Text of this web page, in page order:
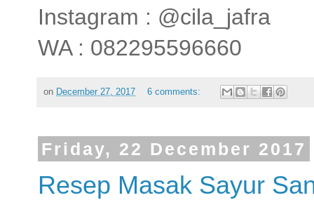
Instagram : @cila_jafra
WA : 082295596660
on December 27, 2017 6 comments:
Friday, 22 December 2017
Resep Masak Sayur